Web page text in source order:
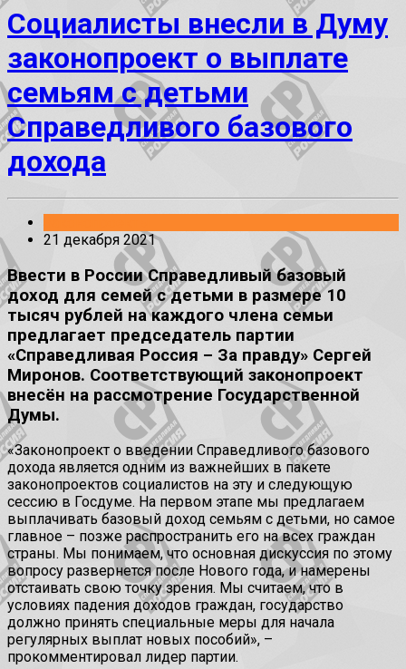
Социалисты внесли в Думу
законопроект о выплате
семьям с детьми
Справедливого базового
дохода
21 декабря 2021
Ввести в России Справедливый базовый
доход для семей с детьми в размере 10
тысяч рублей на каждого члена семьи
предлагает председатель партии
«Справедливая Россия – За правду» Сергей
Миронов. Соответствующий законопроект
внесён на рассмотрение Государственной
Думы.
«Законопроект о введении Справедливого базового
дохода является одним из важнейших в пакете
законопроектов социалистов на эту и следующую
сессию в Госдуме. На первом этапе мы предлагаем
выплачивать базовый доход семьям с детьми, но самое
главное – позже распространить его на всех граждан
страны. Мы понимаем, что основная дискуссия по этому
вопросу развернется после Нового года, и намерены
отстаивать свою точку зрения. Мы считаем, что в
условиях падения доходов граждан, государство
должно принять специальные меры для начала
регулярных выплат новых пособий», –
прокомментировал лидер партии.